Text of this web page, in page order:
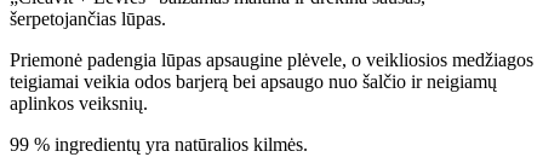
šerpetojančias lūpas.
Priemonė padengia lūpas apsaugine plėvele, o veikliosios medžiagos
teigiamai veikia odos barjerą bei apsaugo nuo šalčio ir neigiamų
aplinkos veiksnių.
99 % ingredientų yra natūralios kilmės.